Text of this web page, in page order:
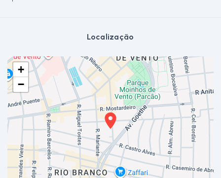
Localização
+
−